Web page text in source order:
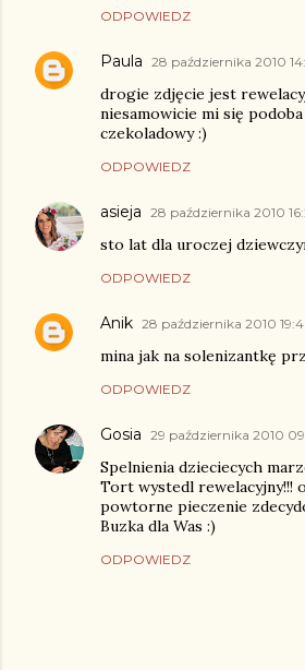
ODPOWIEDZ
Paula 28 października 2010
drogie zdjęcie jest
niesamowicie mi się
czekoladowy :)
ODPOWIEDZ
asieja 28 października 2010
sto lat dla uroczej
ODPOWIEDZ
Anik 28 października 2010
mina jak na solenizantkę
ODPOWIEDZ
Gosia 29 października 2010
Spelnienia dzieciecych
Tort wystedl rewelacyjny!!!
powtorne pieczenie
Buzka dla Was :)
ODPOWIEDZ